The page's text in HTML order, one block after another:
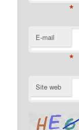
*
E-mail
*
Site web